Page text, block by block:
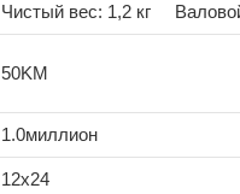
Чистый вес: 1,2 кг
50KM
1.0миллион
12x24